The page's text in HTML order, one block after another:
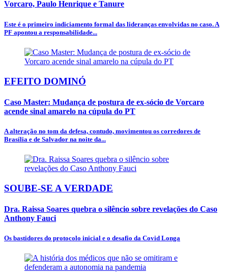
Vorcaro, Paulo Henrique e Tanure
Este é o primeiro indiciamento formal das lideranças envolvidas no caso. A
PF apontou a responsabilidade...
EFEITO DOMINÓ
Caso Master: Mudança de postura de ex-sócio de Vorcaro
acende sinal amarelo na cúpula do PT
A alteração no tom da defesa, contudo, movimentou os corredores de
Brasília e de Salvador na noite da...
SOUBE-SE A VERDADE
Dra. Raissa Soares quebra o silêncio sobre revelações do Caso
Anthony Fauci
Os bastidores do protocolo inicial e o desafio da Covid Longa